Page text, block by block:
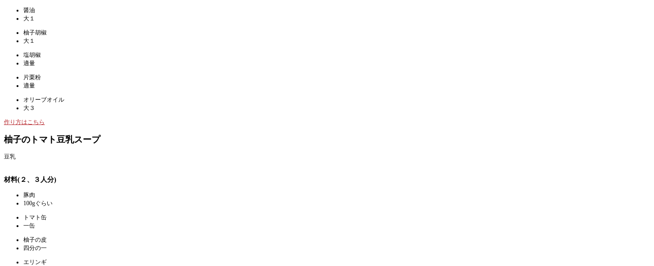
醤油
大１
柚子胡椒
大１
塩胡椒
適量
片栗粉
適量
オリーブオイル
大３
作り方はこちら
柚子のトマト豆乳スープ
豆乳
材料(２、３人分)
豚肉
100gぐらい
トマト缶
一缶
柚子の皮
四分の一
エリンギ